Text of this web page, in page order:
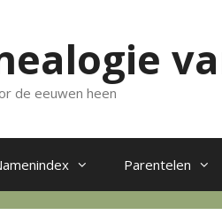
de eeuwen heen
Parentelen